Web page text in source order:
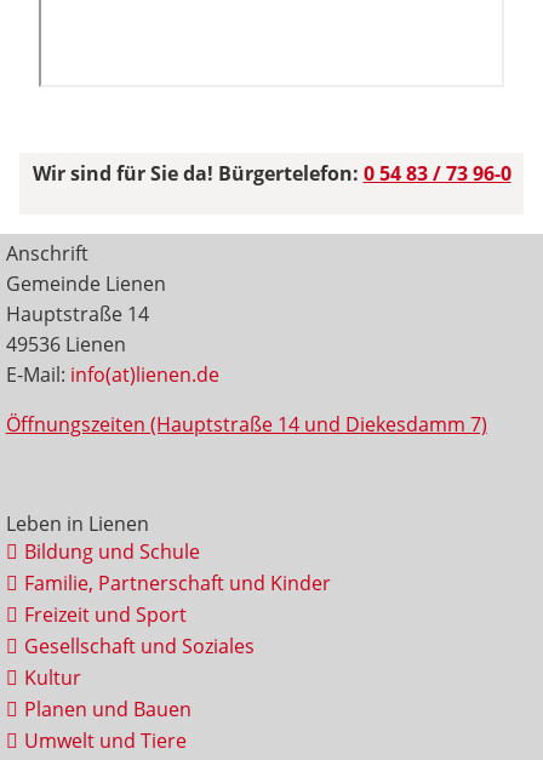
Wir sind für Sie da! Bürgertelefon: 0 54 83 / 73 96-0
Anschrift
Gemeinde Lienen
Hauptstraße 14
49536 Lienen
E-Mail: info(at)lienen.de
Öffnungszeiten (Hauptstraße 14 und Diekesdamm 7)
Leben in Lienen
Bildung und Schule
Familie, Partnerschaft und Kinder
Freizeit und Sport
Gesellschaft und Soziales
Kultur
Planen und Bauen
Umwelt und Tiere